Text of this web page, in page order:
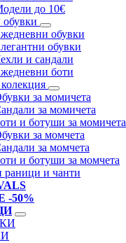
до 10€
обувки
обувки
и сандали
боти
за момичета
за момичета
и ботуши за момичета
за момчета
за момчета
и ботуши за момчета
раници и чанти
-50%